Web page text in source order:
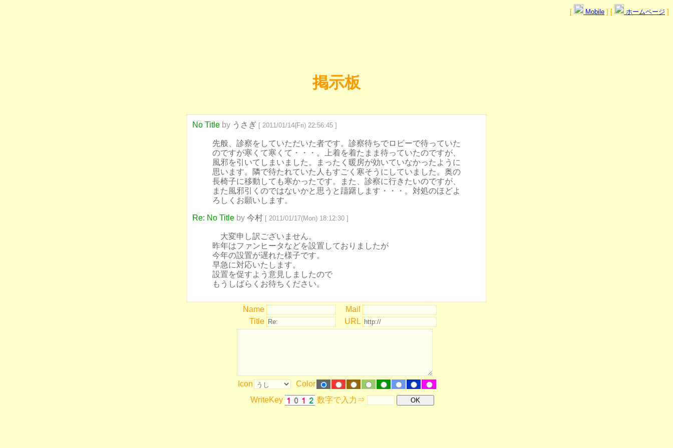
[ Mobile ] [ ホームページ ]
掲示板
No Title by うさぎ [ 2011/01/14(Fri) 22:56:45 ]
先般、診察をしていただいた者です。診察待ちでロビーで待っていた
のですが寒くて寒くて・・・。上着を着たまま待っていたのですが、
風邪を引いてしまいました。まったく暖房が効いていなかったように
思います。隣で待たれていた人もすごく寒そうにしていました。奥の
長椅子に移動しても寒かったです。また、診察に行きたいのですが、
また風邪引くのではないかと思うと躊躇します・・・。対処のほどよ
ろしくお願いします。
Re: No Title by 今村 [ 2011/01/17(Mon) 18:12:30 ]
大変申し訳ございません。
昨年はファンヒータなどを設置しておりましたが
今年の設置が遅れた様子です。
早急に対応いたします。
設置を促すよう意見しましたので
もうしばらくお待ちください。
Name
Mail
Title
URL
Icon
Color
WriteKey
数字で入力⇒